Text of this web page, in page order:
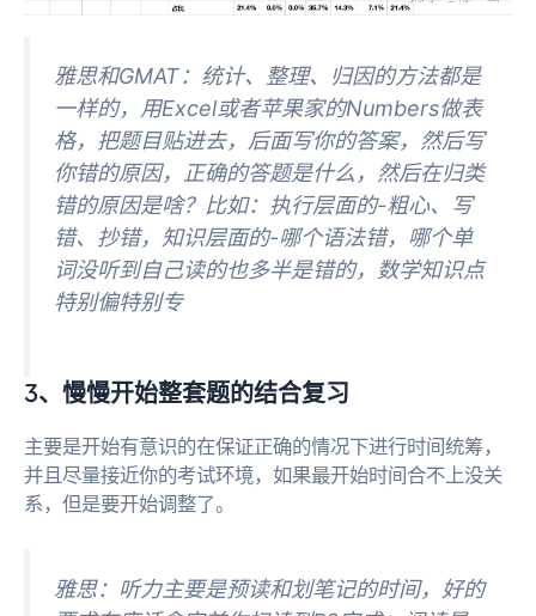
雅思和GMAT：统计、整理、归因的方法都是
一样的，用Excel或者苹果家的Numbers做表
格，把题目贴进去，后面写你的答案，然后写
你错的原因，正确的答题是什么，然后在归类
错的原因是啥？比如：执行层面的-粗心、写
错、抄错，知识层面的-哪个语法错，哪个单
词没听到自己读的也多半是错的，数学知识点
特别偏特别专
3、慢慢开始整套题的结合复习
主要是开始有意识的在保证正确的情况下进行时间统筹，
并且尽量接近你的考试环境，如果最开始时间合不上没关
系，但是要开始调整了。
雅思：听力主要是预读和划笔记的时间，好的